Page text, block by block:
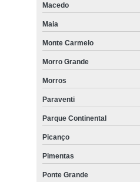
Macedo
Maia
Monte Carmelo
Morro Grande
Morros
Paraventi
Parque Continental
Picanço
Pimentas
Ponte Grande